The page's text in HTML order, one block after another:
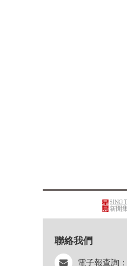
聯絡我們
電子報查詢：